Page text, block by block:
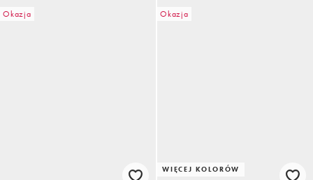
Okazja Okazja
WIĘCEJ KOLORÓW